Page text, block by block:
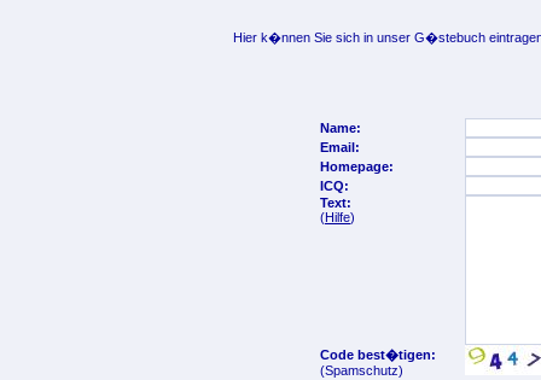
Hier k�nnen Sie sich in unser G�stebuch
Name:
Email:
Homepage:
ICQ:
Text:
(Hilfe)
Code best�tigen:
(Spamschutz)